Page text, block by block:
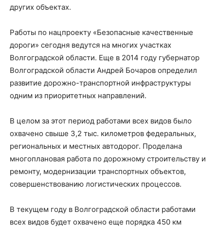
других объектах.
Работы по нацпроекту «Безопасные качественные
дороги» сегодня ведутся на многих участках
Волгоградской области. Еще в 2014 году губернатор
Волгоградской области Андрей Бочаров определил
развитие дорожно-транспортной инфраструктуры
одним из приоритетных направлений.
В целом за этот период работами всех видов было
охвачено свыше 3,2 тыс. километров федеральных,
региональных и местных автодорог. Проделана
многоплановая работа по дорожному строительству и
ремонту, модернизации транспортных объектов,
совершенствованию логистических процессов.
В текущем году в Волгоградской области работами
всех видов будет охвачено еще порядка 450 км